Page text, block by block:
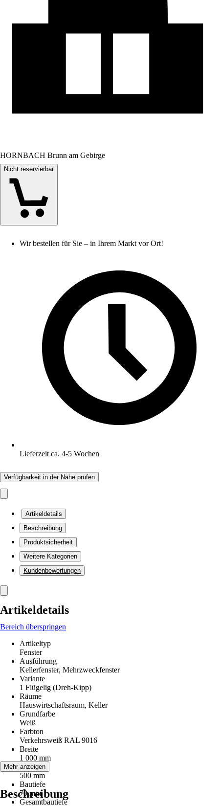
HORNBACH Brunn am Gebirge
Nicht reservierbar
Wir bestellen für Sie – in Ihrem Markt vor Ort!
Lieferzeit ca. 4-5 Wochen
Verfügbarkeit in der Nähe prüfen
Artikeldetails
Beschreibung
Produktsicherheit
Weitere Kategorien
Kundenbewertungen
Artikeldetails
Bereich überspringen
Artikeltyp
Fenster
Ausführung
Kellerfenster, Mehrzweckfenster
Variante
1 Flügelig (Dreh-Kipp)
Räume
Hauswirtschaftsraum, Keller
Grundfarbe
Weiß
Farbton
Verkehrsweiß RAL 9016
Breite
1 000 mm
Höhe
500 mm
Bautiefe
70 mm
Gesamtbautiefe
Mehr anzeigen
Beschreibung